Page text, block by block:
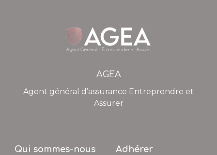
AGEA
Agent général d’assurance Entreprendre et
Assurer
Qui sommes-nous
Adhérer